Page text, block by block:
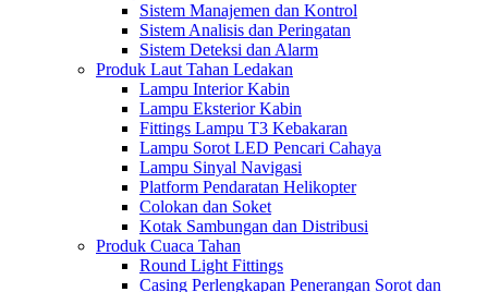
Sistem Manajemen dan Kontrol
Sistem Analisis dan Peringatan
Sistem Deteksi dan Alarm
Produk Laut Tahan Ledakan
Lampu Interior Kabin
Lampu Eksterior Kabin
Fittings Lampu T3 Kebakaran
Lampu Sorot LED Pencari Cahaya
Lampu Sinyal Navigasi
Platform Pendaratan Helikopter
Colokan dan Soket
Kotak Sambungan dan Distribusi
Produk Cuaca Tahan
Round Light Fittings
Casing Perlengkapan Penerangan Sorot dan